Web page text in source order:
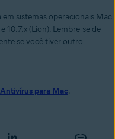
sistemas operacionais Mac
10.7.x (Lion). Lembre-se de
se você tiver outro
para Mac.